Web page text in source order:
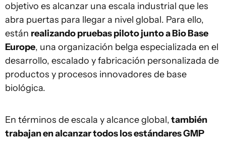
objetivo es alcanzar una escala industrial que les
abra puertas para llegar a nivel global. Para ello,
están realizando pruebas piloto junto a Bio Base
Europe, una organización belga especializada en el
desarrollo, escalado y fabricación personalizada de
productos y procesos innovadores de base
biológica.
En términos de escala y alcance global,también
trabajan en alcanzar todos los estándares GMP